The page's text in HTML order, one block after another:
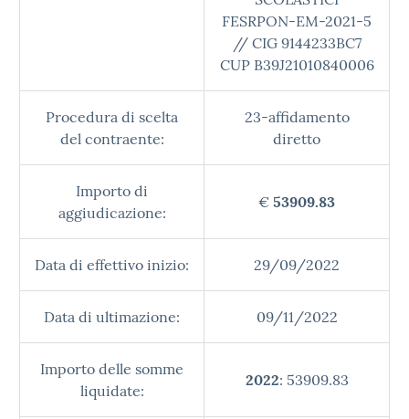
FESRPON-EM-2021-5
// CIG 9144233BC7
CUP B39J21010840006
Procedura di scelta
del contraente:
23-affidamento
diretto
Importo di
aggiudicazione:
€ 53909.83
Data di effettivo inizio: 29/09/2022
Data di ultimazione: 09/11/2022
Importo delle somme
liquidate:
2022: 53909.83